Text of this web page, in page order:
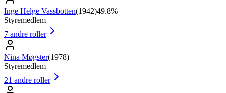
Inge Helge Vassbotten(1942)49.8%
Styremedlem
7 andre roller
Nina Møgster(1978)
Styremedlem
21 andre roller